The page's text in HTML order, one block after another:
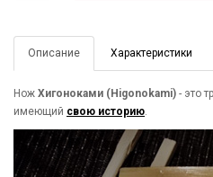
Описание Характеристики
Нож Хигоноками (Higonokami) - это
имеющий свою историю.